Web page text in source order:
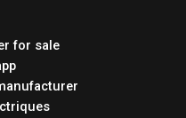
for sale